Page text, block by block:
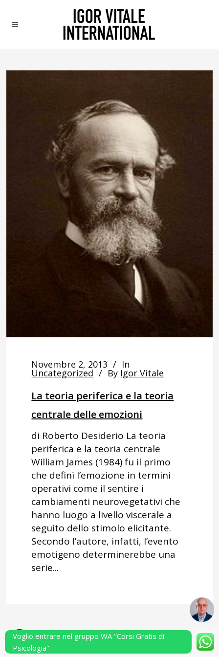
Novembre 2, 2013 In
Uncategorized By Igor Vitale
La teoria periferica e la teoria
centrale delle emozioni
di Roberto Desiderio La teoria
periferica e la teoria centrale
William James (1984) fu il primo
che definì l’emozione in termini
operativi come il sentire i
cambiamenti neurovegetativi che
hanno luogo a livello viscerale a
seguito dello stimolo elicitante.
Secondo l’autore, infatti, l’evento
emotigeno determinerebbe una
serie...
Powered by Performarsi S.a.s.
Voglio entrare nel gruppo WA "Corsi Gratis di
Psicologia"